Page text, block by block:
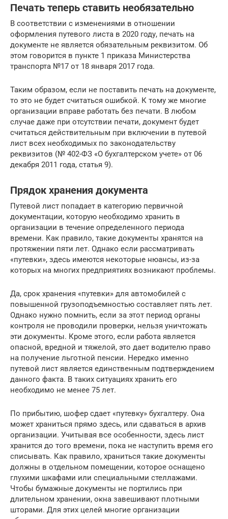
Печать теперь ставить необязательно
В соответствии с изменениями в отношении
оформления путевого листа в 2020 году, печать на
документе не является обязательным реквизитом. Об
этом говорится в пункте 1 приказа Министерства
транспорта №17 от 18 января 2017 года.
Таким образом, если не поставить печать на документе,
то это не будет считаться ошибкой. К тому же многие
организации вправе работать без печати. В любом
случае даже при отсутствии печати, документ будет
считаться действительным при включении в путевой
лист всех необходимых по законодательству
реквизитов (№ 402-ФЗ «О бухгалтерском учете» от 06
декабря 2011 года, статья 9).
Прядок хранения документа
Путевой лист попадает в категорию первичной
документации, которую необходимо хранить в
организации в течение определенного периода
времени. Как правило, такие документы хранятся на
протяжении пяти лет. Однако если рассматривать
«путевки», здесь имеются некоторые нюансы, из-за
которых на многих предприятиях возникают проблемы.
Да, срок хранения «путевки» для автомобилей с
повышенной грузоподъемностью составляет пять лет.
Однако нужно помнить, если за этот период органы
контроля не проводили проверки, нельзя уничтожать
эти документы. Кроме этого, если работа является
опасной, вредной и тяжелой, это дает водителю право
на получение льготной пенсии. Нередко именно
путевой лист является единственным подтверждением
данного факта. В таких ситуациях хранить его
необходимо не менее 75 лет.
По прибытию, шофер сдает «путевку» бухгалтеру. Она
может храниться прямо здесь, или сдаваться в архив
организации. Учитывая все особенности, здесь лист
хранится до того времени, пока не наступить время его
списывать. Как правило, храниться такие документы
должны в отдельном помещении, которое оснащено
глухими шкафами или специальными стеллажами.
Чтобы бумажные документы не портились при
длительном хранении, окна завешивают плотными
шторами. Для этих целей многие организации